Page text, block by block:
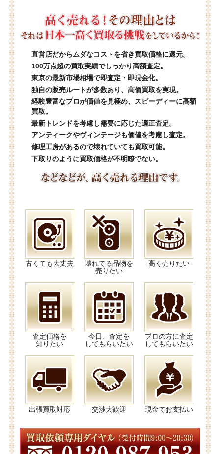
直営店だからムダなコストを省き買取価格に還元。
100万点超の買取実績でしっかり高額査定。
東京の最新市場相場で即査定・即現金化。
独自の販売ルートが多数あり、高価買取を実現。
経験豊富なプロが価値を見極め、スピーディーに高額
買取。
最新トレンドを考慮し需要に応じた適正査定。
アンティークやヴィンテージも価値を考慮し査定。
修理工房があるので壊れていても買取可能。
下取りのように買取価格が不明瞭でない。
古くても大丈夫
壊れてる品物を
売りたい
高く売りたい
査定価格を
知りたい
今日、査定を
してもらいたい
プロの方に査定
してもらいたい
出張買取対応 交渉大歓迎 現金でお支払い